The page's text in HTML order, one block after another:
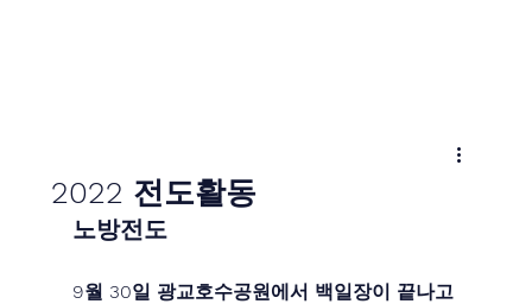
2022 전도활동
노방전도
9월 30일 광교호수공원에서 백일장이 끝나고